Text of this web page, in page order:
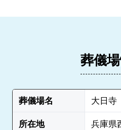
葬儀
葬儀場名
大日寺
所在地
兵庫県